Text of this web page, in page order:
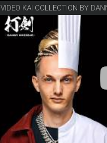
VIDEO KAI COLLECTION BY